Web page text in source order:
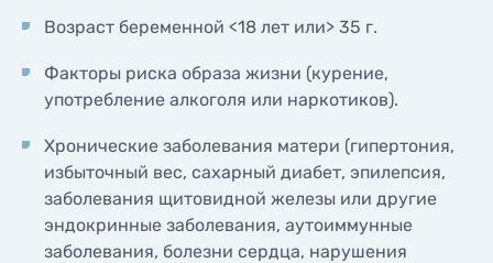
Возраст беременной <18 лет или> 35 г.
Факторы риска образа жизни (курение,
употребление алкоголя или наркотиков).
Хронические заболевания матери (гипертония,
избыточный вес, сахарный диабет, эпилепсия,
заболевания щитовидной железы или другие
эндокринные заболевания, аутоиммунные
заболевания, болезни сердца, нарушения